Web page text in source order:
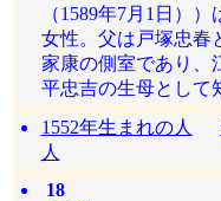
（1589年7月1日）
女性。父は戸塚忠春
家康の側室であり、
平忠吉の生母として
1552年生まれの人
人
18